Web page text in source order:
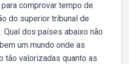
comprovar tempo de
do superior tribunal de
Qual dos países abaixo não
um mundo onde as
tão valorizadas quanto as